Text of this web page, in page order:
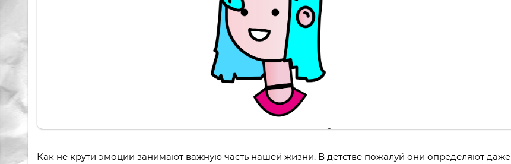
Как не крути эмоции занимают важную часть нашей жизни. В детстве пожалуй они определяют даже